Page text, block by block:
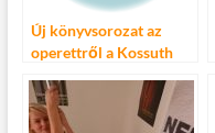
Új könyvsorozat az
operettről a Kossuth